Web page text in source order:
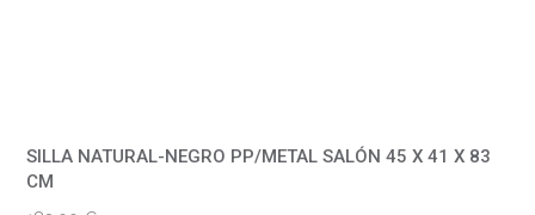
SILLA NATURAL-NEGRO PP/METAL SALÓN 45 X 41 X 83
CM